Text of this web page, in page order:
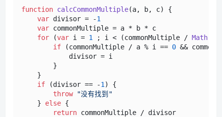
function calcCommonMultiple(a, b, c) {
var divisor = -1
var commonMultiple = a * b * c
for (var i = 1 ; i < (commonMultiple / Math
if (commonMultiple / a % i == 0 &&
            divisor = i
        }
    }
if (divisor == -1 ) {
throw
"没有找到"
    }
else {
return commonMultiple / divisor